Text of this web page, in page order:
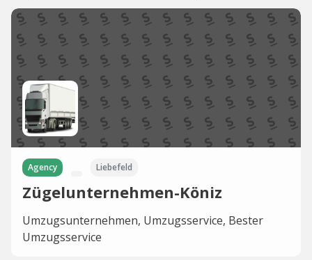
Agency Liebefeld
Zügelunternehmen-Köniz
Umzugsunternehmen, Umzugsservice, Bester
Umzugsservice